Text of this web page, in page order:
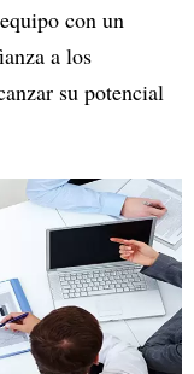
con un
a los
su potencial